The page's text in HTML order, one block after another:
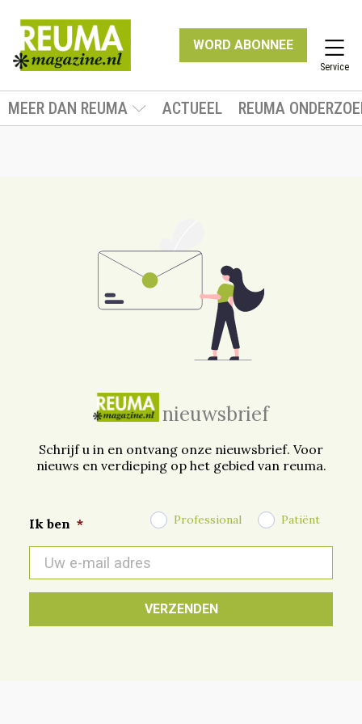
WORD ABONNEE
Service
MEER DAN REUMA ACTUEEL REUMA
nieuwsbrief
Schrijf u in en ontvang onze nieuwsbrief. Voor
nieuws en verdieping op het gebied van reuma.
Ik ben * Professional Patiënt
mail
*